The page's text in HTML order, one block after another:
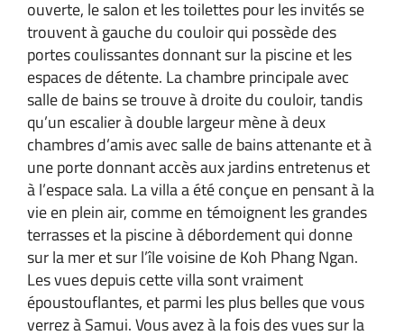
ouverte, le salon et les toilettes pour les invités se
trouvent à gauche du couloir qui possède des
portes coulissantes donnant sur la piscine et les
espaces de détente. La chambre principale avec
salle de bains se trouve à droite du couloir, tandis
qu’un escalier à double largeur mène à deux
chambres d’amis avec salle de bains attenante et à
une porte donnant accès aux jardins entretenus et
à l’espace sala. La villa a été conçue en pensant à la
vie en plein air, comme en témoignent les grandes
terrasses et la piscine à débordement qui donne
sur la mer et sur l’île voisine de Koh Phang Ngan.
Les vues depuis cette villa sont vraiment
époustouflantes, et parmi les plus belles que vous
verrez à Samui. Vous avez à la fois des vues sur la